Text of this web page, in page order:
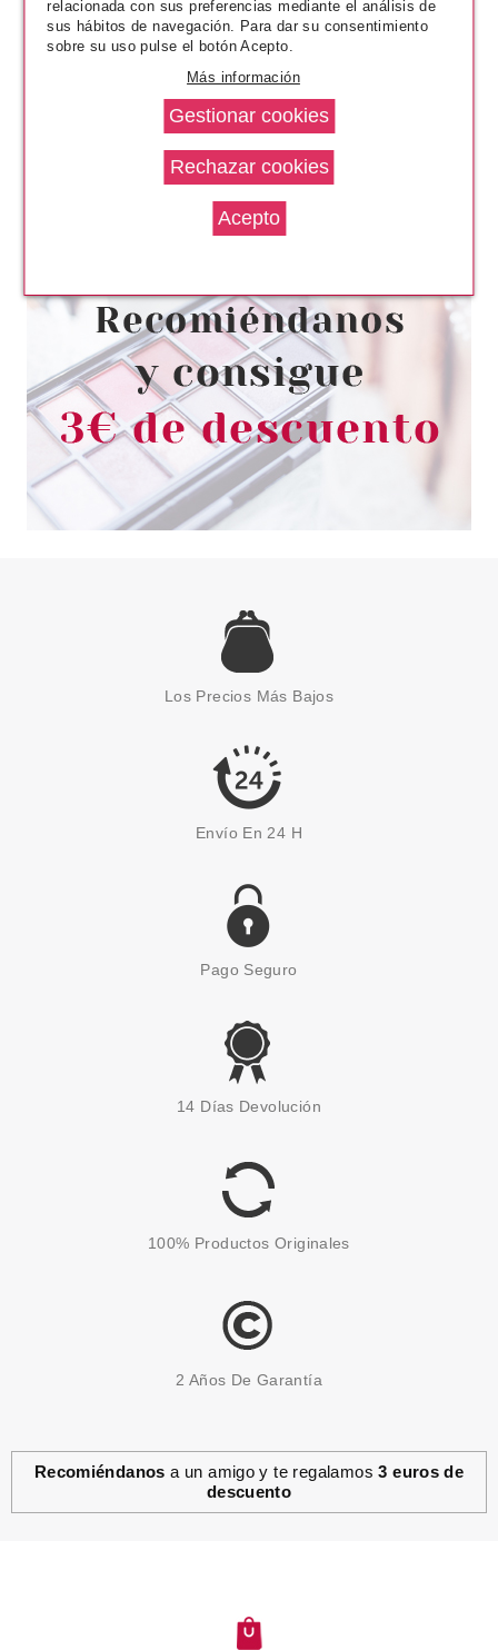
BLING POP MASCARILLA
FACIAL HIDRATANTE CON
-17% 1.25€
MARKWINS
MARKWINS LIP SMACKER
LIPPY PAL KITTEN WATER-
MEOW BÁLSAMO LABIAL 4 GR
1.65€
MARKWINS
DISNEY FROZEN OLAF 4GR
1.05€
BABARIA
9.75€
Los Precios Más Bajos
Envío En 24 H
Pago Seguro
14 Días Devolución
100% Productos Originales
2 Años De Garantía
Recomiéndanos a un amigo y te regalamos3 euros de
descuento
relacionada con sus preferencias mediante el análisis de
sus hábitos de navegación. Para dar su consentimiento
sobre su uso pulse el botón Acepto.
Más información